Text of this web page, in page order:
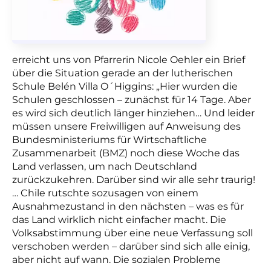
erreicht uns von Pfarrerin Nicole Oehler ein Brief
über die Situation gerade an der lutherischen
Schule Belén Villa O´Higgins: „Hier wurden die
Schulen geschlossen – zunächst für 14 Tage. Aber
es wird sich deutlich länger hinziehen… Und leider
müssen unsere Freiwilligen auf Anweisung des
Bundesministeriums für Wirtschaftliche
Zusammenarbeit (BMZ) noch diese Woche das
Land verlassen, um nach Deutschland
zurückzukehren. Darüber sind wir alle sehr traurig!
… Chile rutschte sozusagen von einem
Ausnahmezustand in den nächsten – was es für
das Land wirklich nicht einfacher macht. Die
Volksabstimmung über eine neue Verfassung soll
verschoben werden – darüber sind sich alle einig,
aber nicht auf wann. Die sozialen Probleme